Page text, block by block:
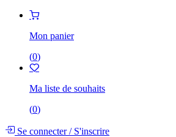
Mon panier
(0)
Ma liste de souhaits
(0)
Se connecter/S'inscrire